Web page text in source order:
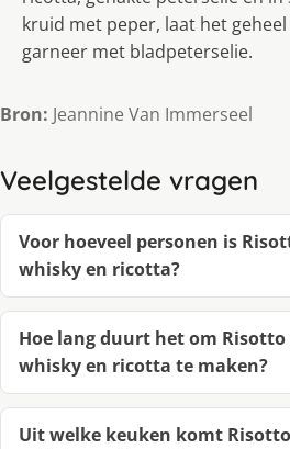
kruid met peper, laat het
garneer met bladpeterselie.
Bron: Jeannine Van Immerseel
Veelgestelde vragen
Voor hoeveel personen is
whisky en ricotta?
Hoe lang duurt het om
whisky en ricotta te maken?
Uit welke keuken komt